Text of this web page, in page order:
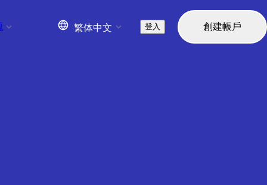
繁体中文 登入 創建帳戶